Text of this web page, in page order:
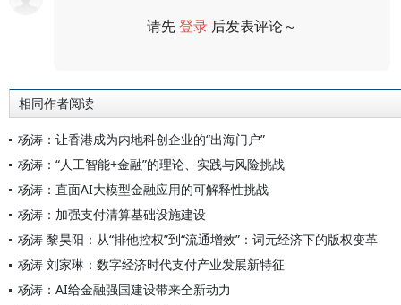
请先登录 后发表评论～
相同作者阅读
杨涛：让香港成为内地科创企业的“出海门户”
杨涛：“人工智能+金融”的理论、实践与风险挑战
杨涛：直面AI大模型金融应用的可解释性挑战
杨涛：加强支付清算基础设施建设
杨涛 黎昊阳：从“排他控权”到“流通增效”：词元经济下的版权变革
杨涛 刘家琳：数字经济时代支付产业发展新特征
杨涛：AI给金融强国建设带来全新动力